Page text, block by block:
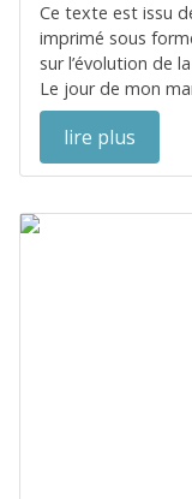
Ce texte est issu
imprimé sous
sur l’évolution de
Le jour de mon
lire plus